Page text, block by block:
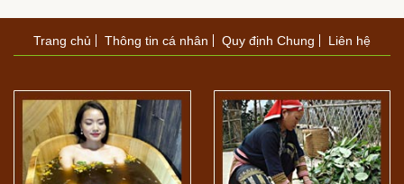
Trang chủ Thông tin cá nhân Quy định Chung Liên hệ